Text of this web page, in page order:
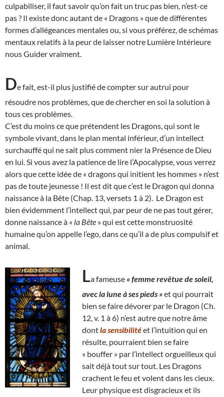
culpabiliser, il faut savoir qu’on fait un truc pas bien, n’est-ce
pas ? Il existe donc autant de « Dragons » que de différentes
formes d’allégeances mentales ou, si vous préférez, de schémas
mentaux relatifs à la peur de laisser notre Lumière Intérieure
nous Guider vraiment.
De fait, est-il plus justifié de compter sur autrui pour
résoudre nos problèmes, que de chercher en soi la solution à
tous ces problèmes.
C’est du moins ce que prétendent les Dragons, qui sont le
symbole vivant, dans le plan mental inférieur, d’un intellect
surchauffé qui ne sait plus comment nier la Présence de Dieu
en lui. Si vous avez la patience de lire l’Apocalypse, vous verrez
alors que cette idée de « dragons qui initient les hommes » n’est
pas de toute jeunesse ! Il est dit que c’est le Dragon qui donna
naissance à la Bête (Chap. 13, versets 1 à 2). Le Dragon est
bien évidemment l’intellect qui, par peur de ne pas tout gérer,
donne naissance à « la Bête » qui est cette monstruosité
humaine qu’on appelle l’ego, dans ce qu’il a de plus compulsif et
animal.
La fameuse « femme revêtue de soleil,
avec la lune à ses pieds »et qui pourrait
bien se faire dévorer par le Dragon (Ch.
12, v. 1 à 6) n’est autre que notre âme
dontla sensibilitéet l’intuition qui en
résulte, pourraient bien se faire
« bouffer » par l’intellect orgueilleux qui
sait déjà tout sur tout. Les Dragons
crachent le feu et volent dans les cieux.
Leur physique est disgracieux et ils